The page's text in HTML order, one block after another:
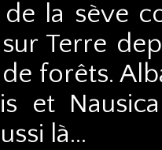
la sève
Terre
forêts.
et
là...